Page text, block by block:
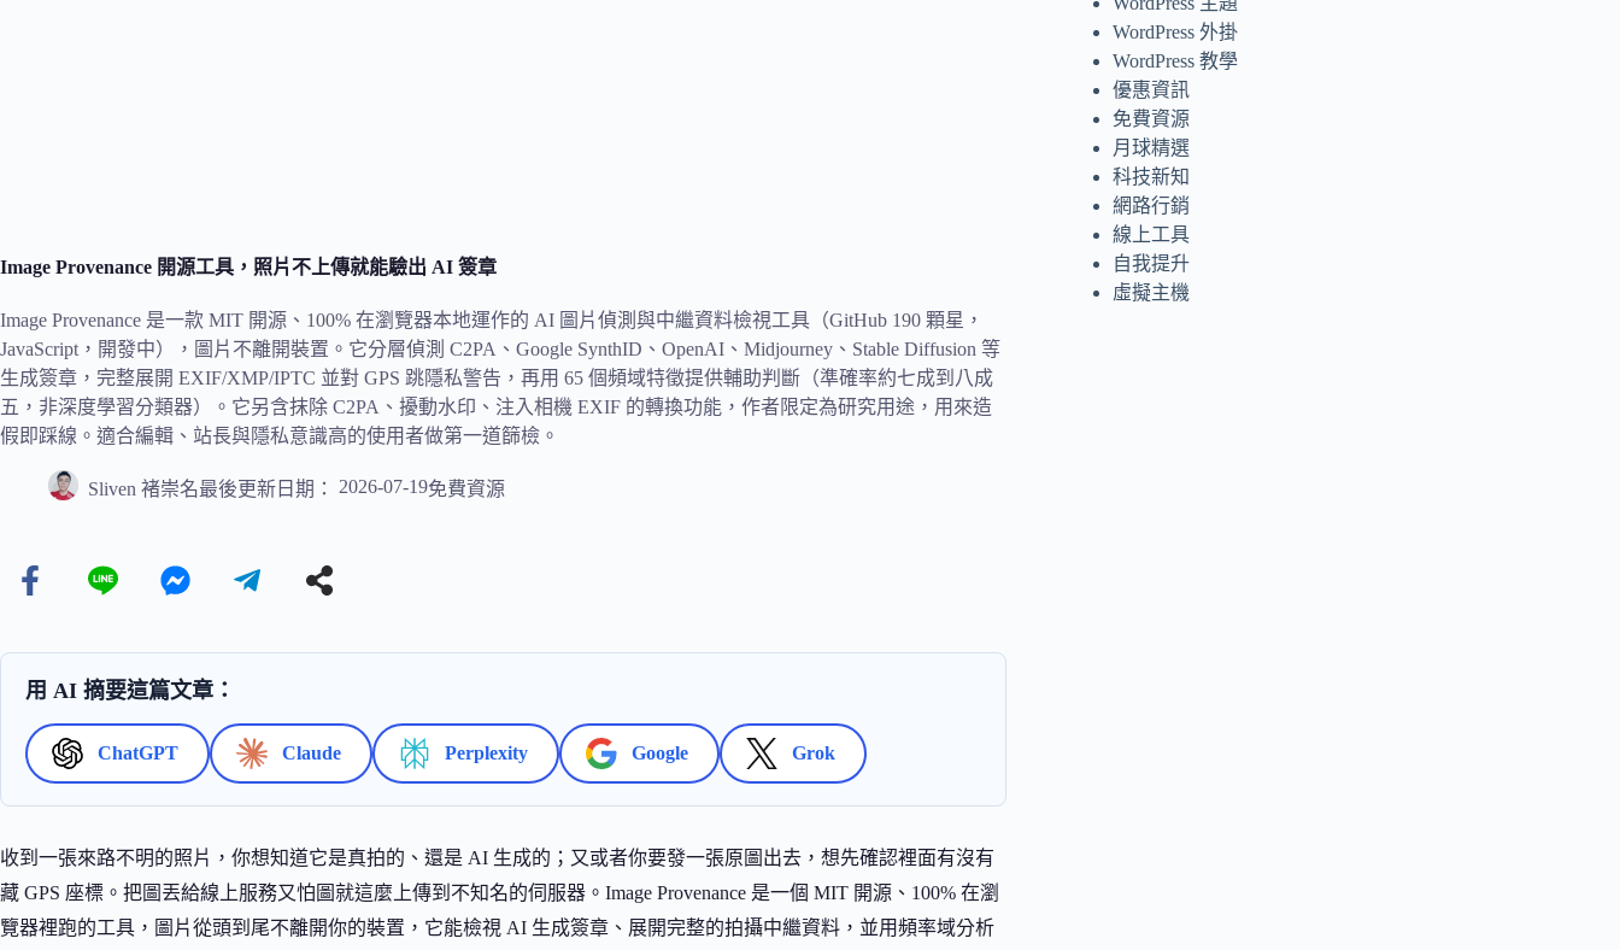
Image Provenance 開源工具，照片不上傳就能驗出 AI 簽章
Image Provenance 是一款 MIT 開源、100% 在瀏覽器本地運作的 AI 圖片偵測與中繼資料檢視工具（GitHub 190 顆星，
JavaScript，開發中），圖片不離開裝置。它分層偵測 C2PA、Google SynthID、OpenAI、Midjourney、Stable Diffusion 等
生成簽章，完整展開 EXIF/XMP/IPTC 並對 GPS 跳隱私警告，再用 65 個頻域特徵提供輔助判斷（準確率約七成到八成
五，非深度學習分類器）。它另含抹除 C2PA、擾動水印、注入相機 EXIF 的轉換功能，作者限定為研究用途，用來造
假即踩線。適合編輯、站長與隱私意識高的使用者做第一道篩檢。
Sliven 褚崇名最後更新日期： 2026-07-19免費資源
用 AI 摘要這篇文章：
ChatGPT Claude Perplexity Google Grok
收到一張來路不明的照片，你想知道它是真拍的、還是 AI 生成的；又或者你要發一張原圖出去，想先確認裡面有沒有
藏 GPS 座標。把圖丟給線上服務又怕圖就這麼上傳到不知名的伺服器。Image Provenance 是一個 MIT 開源、100% 在瀏
覽器裡跑的工具，圖片從頭到尾不離開你的裝置，它能檢視 AI 生成簽章、展開完整的拍攝中繼資料，並用頻率域分析
WordPress 外掛
WordPress 教學
優惠資訊
免費資源
月球精選
科技新知
網路行銷
線上工具
自我提升
虛擬主機